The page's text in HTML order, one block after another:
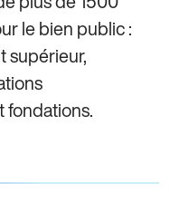
le bien public :
supérieur,
fondations.